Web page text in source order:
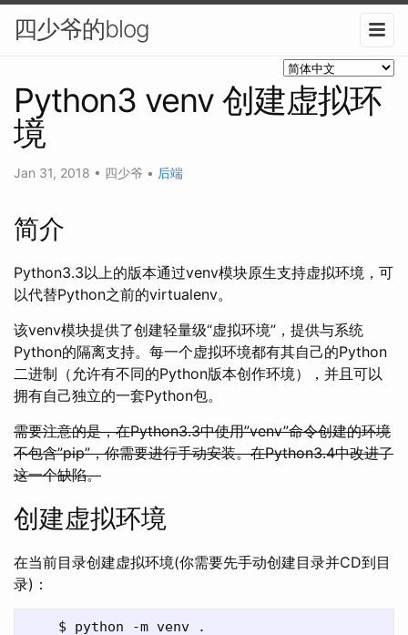
四少爷的blog
Python3 venv 创建虚拟环
境
Jan 31, 2018 • 四少爷 • 后端
简介
Python3.3以上的版本通过venv模块原生支持虚拟环境，可
以代替Python之前的virtualenv。
该venv模块提供了创建轻量级“虚拟环境”，提供与系统
Python的隔离支持。每一个虚拟环境都有其自己的Python
二进制（允许有不同的Python版本创作环境），并且可以
拥有自己独立的一套Python包。
需要注意的是，在Python3.3中使用”venv”命令创建的环境
不包含”pip”，你需要进行手动安装。在Python3.4中改进了
这一个缺陷。
创建虚拟环境
在当前目录创建虚拟环境(你需要先手动创建目录并CD到目
录)：